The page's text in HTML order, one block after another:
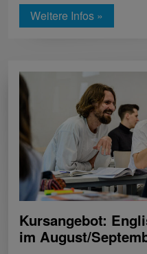
Weitere Infos »
Kursangebot:
im August/